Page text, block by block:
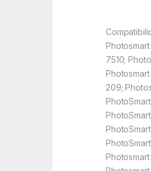
7510;
Photosmart
209;
Photosmart